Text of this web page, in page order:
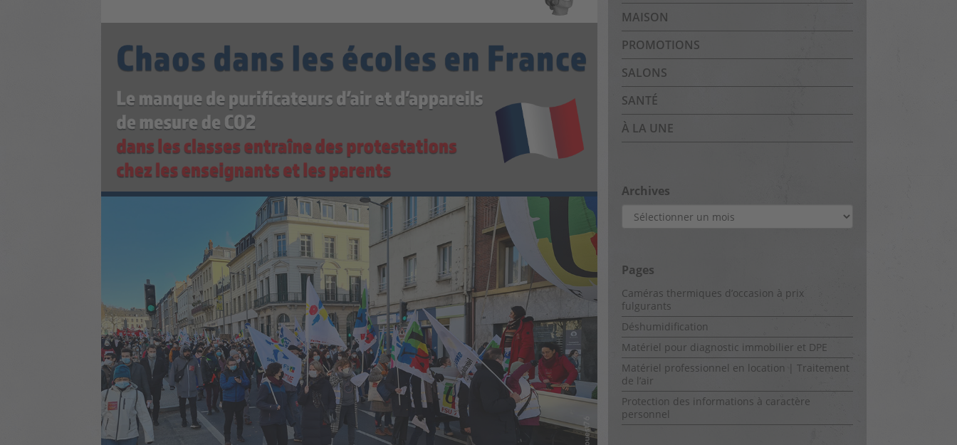
MAISON
PROMOTIONS
SALONS
SANTÉ
À LA UNE
Archives
Archives
Pages
Caméras thermiques d’occasion à prix
fulgurants
Déshumidification
Matériel pour diagnostic immobilier et DPE
Matériel professionnel en location | Traitement
de l’air
Protection des informations à caractère
personnel